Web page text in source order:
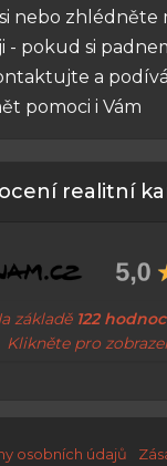
nebo zhlédněte
- pokud si
a
pomoci i Vám
realitní
základě 122
Klikněte pro
osobních údajů